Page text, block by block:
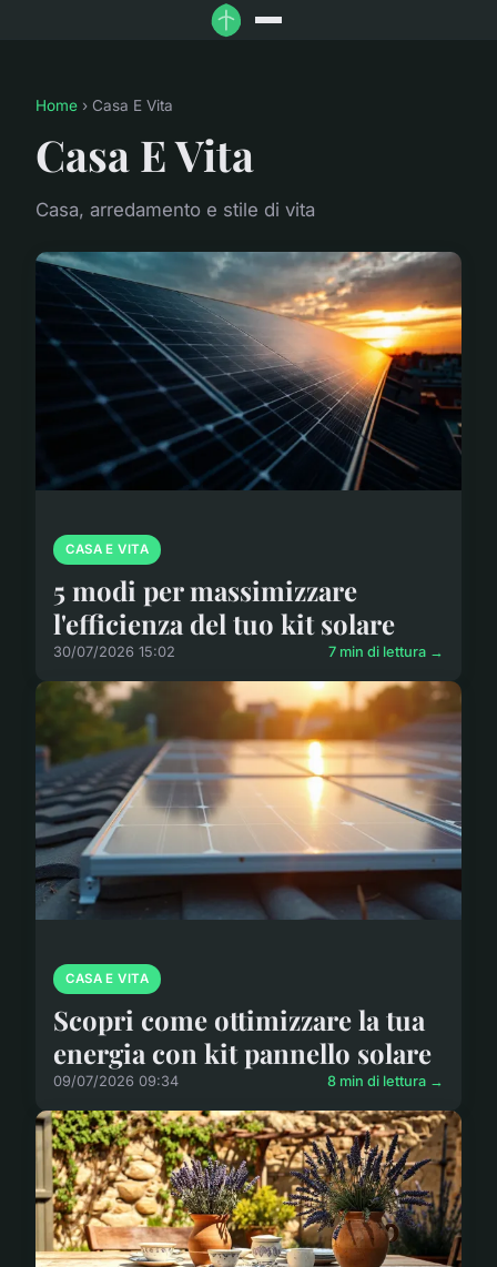
Home › Casa E Vita
Casa E Vita
Casa, arredamento e stile di vita
CASA E VITA
5 modi per massimizzare
l'efficienza del tuo kit solare
30/07/2026 15:02 7 min di lettura →
CASA E VITA
Scopri come ottimizzare la tua
energia con kit pannello solare
09/07/2026 09:34 8 min di lettura →